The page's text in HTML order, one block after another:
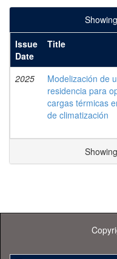
Issue
Date
Title
2025
Modelización de
residencia para
cargas térmicas
de climatización